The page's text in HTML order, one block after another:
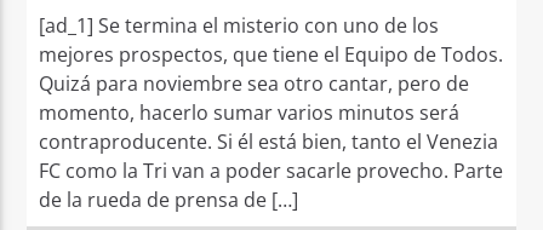
[ad_1] Se termina el misterio con uno de los
mejores prospectos, que tiene el Equipo de Todos.
Quizá para noviembre sea otro cantar, pero de
momento, hacerlo sumar varios minutos será
contraproducente. Si él está bien, tanto el Venezia
FC como la Tri van a poder sacarle provecho. Parte
de la rueda de prensa de […]